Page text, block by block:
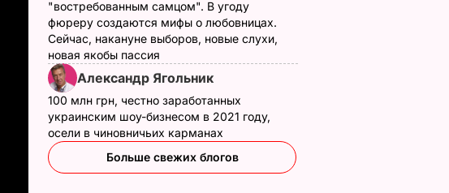
"востребованным самцом". В угоду
фюреру создаются мифы о любовницах.
Сейчас, накануне выборов, новые слухи,
новая якобы пассия
Александр Ягольник
100 млн грн, честно заработанных
украинским шоу-бизнесом в 2021 году,
осели в чиновничьих карманах
Больше свежих блогов